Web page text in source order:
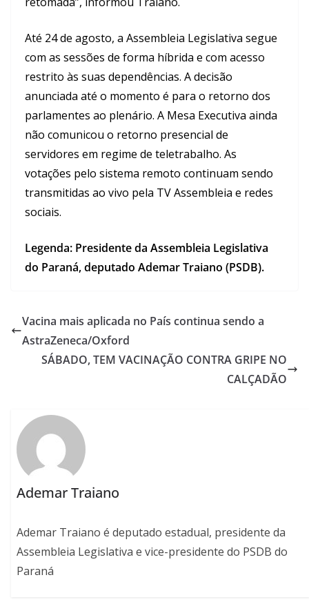
Até 24 de agosto, a Assembleia Legislativa segue
com as sessões de forma híbrida e com acesso
restrito às suas dependências. A decisão
anunciada até o momento é para o retorno dos
parlamentes ao plenário. A Mesa Executiva ainda
não comunicou o retorno presencial de
servidores em regime de teletrabalho. As
votações pelo sistema remoto continuam sendo
transmitidas ao vivo pela TV Assembleia e redes
sociais.
Legenda: Presidente da Assembleia Legislativa
do Paraná, deputado Ademar Traiano (PSDB).
Vacina mais aplicada no País continua sendo a
AstraZeneca/Oxford
SÁBADO, TEM VACINAÇÃO CONTRA GRIPE NO
CALÇADÃO
Ademar Traiano
Ademar Traiano é deputado estadual, presidente da
Assembleia Legislativa e vice-presidente do PSDB do
Paraná